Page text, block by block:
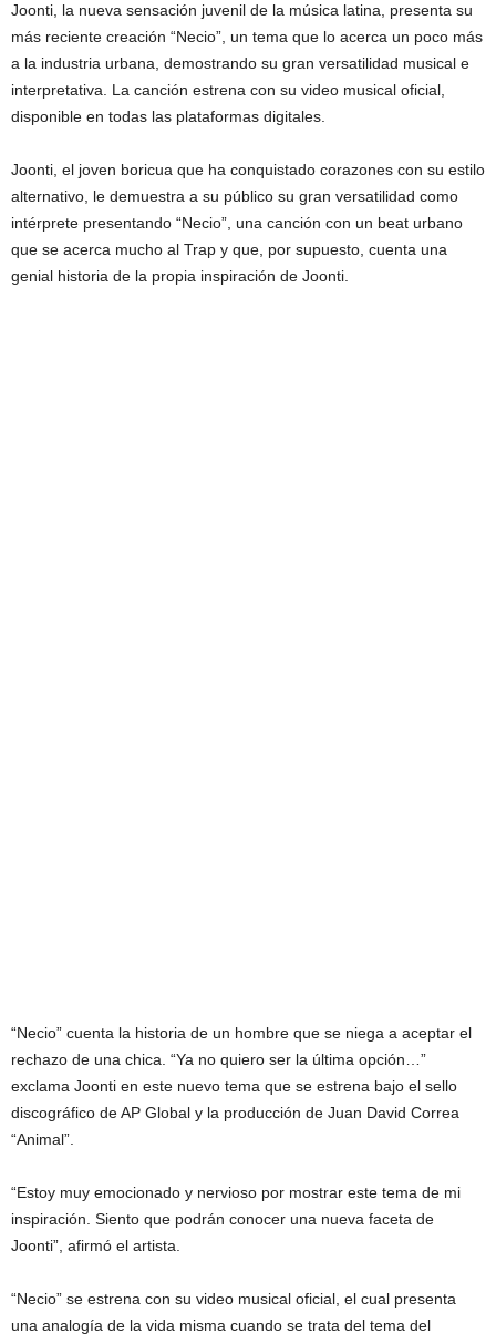
Joonti, la nueva sensación juvenil de la música latina, presenta su
más reciente creación “Necio”, un tema que lo acerca un poco más
a la industria urbana, demostrando su gran versatilidad musical e
interpretativa. La canción estrena con su video musical oficial,
disponible en todas las plataformas digitales.
Joonti, el joven boricua que ha conquistado corazones con su estilo
alternativo, le demuestra a su público su gran versatilidad como
intérprete presentando “Necio”, una canción con un beat urbano
que se acerca mucho al Trap y que, por supuesto, cuenta una
genial historia de la propia inspiración de Joonti.
“Necio” cuenta la historia de un hombre que se niega a aceptar el
rechazo de una chica. “Ya no quiero ser la última opción…”
exclama Joonti en este nuevo tema que se estrena bajo el sello
discográfico de AP Global y la producción de Juan David Correa
“Animal”.
“Estoy muy emocionado y nervioso por mostrar este tema de mi
inspiración. Siento que podrán conocer una nueva faceta de
Joonti”, afirmó el artista.
“Necio” se estrena con su video musical oficial, el cual presenta
una analogía de la vida misma cuando se trata del tema del